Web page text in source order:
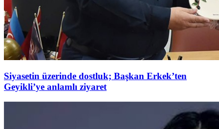
Siyasetin üzerinde dostluk; Başkan Erkek’ten
Geyikli’ye anlamlı ziyaret